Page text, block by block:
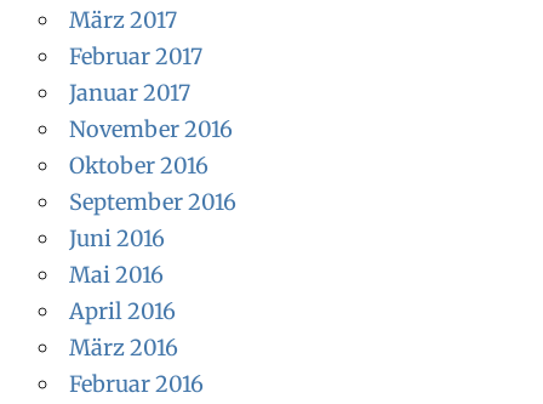
März 2017
Februar 2017
Januar 2017
November 2016
Oktober 2016
September 2016
Juni 2016
Mai 2016
April 2016
März 2016
Februar 2016